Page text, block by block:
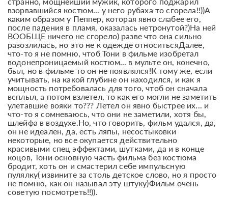
взорвавшийся костюм... у него рубаха то сгорела!!))А
каким образом у Пеппер, которая явно слабее его,
после падения в пламя, оказалась нетронутой?)На ней
ВООБЩЕ ничего не сгорело) разве что она сильно
разозлилась, но это не к одежде относитьсяДалее,
что-то я не помню, чтоб Тони в фильме изобретал
водонепроницаемый костюм... в мульте он, конечно,
был, но в фильме то он не появлялся!К тому же, если
учитывать, на какой глубине он находился, и как я
мощность потребовалась для того, чтоб он сначала
всплыл, а потом взлетел, то как его могли не заметить
улетавшие вояки то??? Летел он явно быстрее их... и
что-то я сомневаюсь, что они не заметили, хотя бы,
шлейфа в воздухе.Но, что говорить, фильм удался, да,
он не идеален, да, есть ляпы, несостыковки
некоторые, но все окупается действительно
красивыми спец эффектами, шутками, да и в конце
коцов, Тони основную часть фильма без костюма
бродит, хоть он и смастерил себе импульсную
пулялку( извините за столь детское слово, но я просто
не помню, как он называл эту штуку)Фильм очень
советую посмотреть!!)).